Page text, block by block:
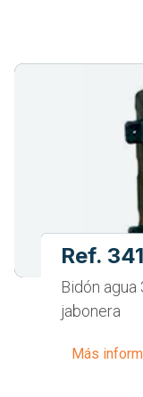
Ref.
Bidón
jabonera
Más